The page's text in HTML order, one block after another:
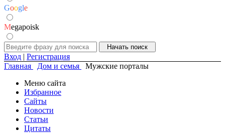
Google
Megapoisk
Вход | Регистрация
Главная
Дом и семья
Мужские порталы
Меню сайта
Избранное
Сайты
Новости
Статьи
Цитаты